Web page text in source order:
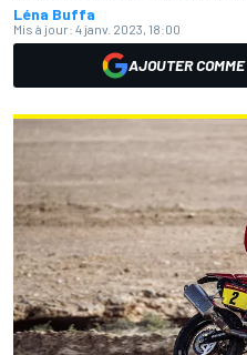
Léna Buffa
Mis à jour: 4 janv. 2023, 18:00
AJOUTER